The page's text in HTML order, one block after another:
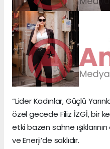
“Lider Kadınlar, Güçlü
özel gecede Filiz İZGİ, bir
etki bazen sahne
ve Enerji’de saklıdır.